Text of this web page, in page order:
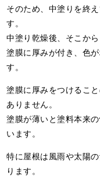
そのため、中塗りを終
す。
中塗り乾燥後、そこか
塗膜に厚みが付き、色
す。
塗膜に厚みをつけるこ
ありません。
塗膜が薄いと塗料本来
います。
特に屋根は風雨や太陽
ります。